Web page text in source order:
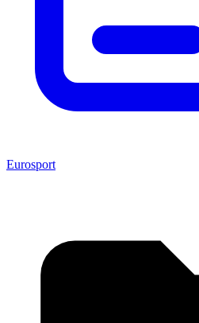
Eurosport